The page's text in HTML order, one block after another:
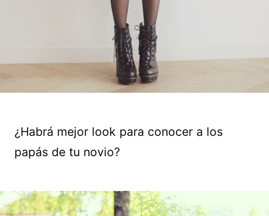
¿Habrá mejor look para conocer a los
papás de tu novio?